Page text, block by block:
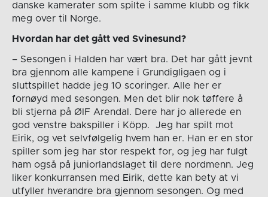
danske kamerater som spilte i samme klubb og fikk
meg over til Norge.
Hvordan har det gått ved Svinesund?
– Sesongen i Halden har vært bra. Det har gått jevnt
bra gjennom alle kampene i Grundigligaen og i
sluttspillet hadde jeg 10 scoringer. Alle her er
fornøyd med sesongen. Men det blir nok tøffere å
bli stjerna på ØIF Arendal. Dere har jo allerede en
god venstre bakspiller i Köpp. Jeg har spilt mot
Eirik, og vet selvfølgelig hvem han er. Han er en stor
spiller som jeg har stor respekt for, og jeg har fulgt
ham også på juniorlandslaget til dere nordmenn. Jeg
liker konkurransen med Eirik, dette kan bety at vi
utfyller hverandre bra gjennom sesongen. Og med